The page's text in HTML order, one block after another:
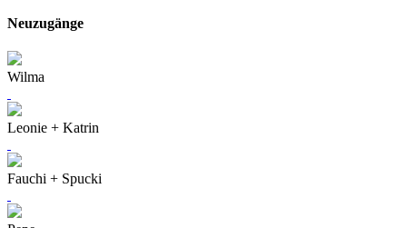
Neuzugänge
Wilma
Leonie + Katrin
Fauchi + Spucki